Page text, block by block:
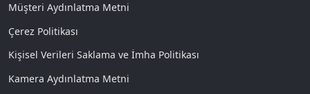
Müşteri Aydınlatma Metni
Çerez Politikası
Kişisel Verileri Saklama ve İmha Politikası
Kamera Aydınlatma Metni